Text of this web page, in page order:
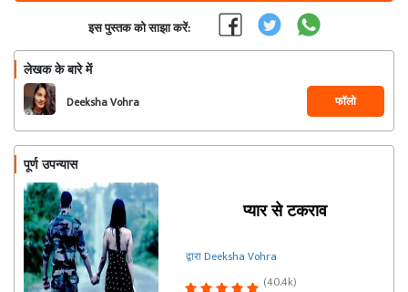
इस पुस्तक को साझा करें:
लेखक के बारे में
Deeksha Vohra फॉलो
पूर्ण उपन्यास
प्यार से टकराव
द्वारा Deeksha Vohra
(40.4k)